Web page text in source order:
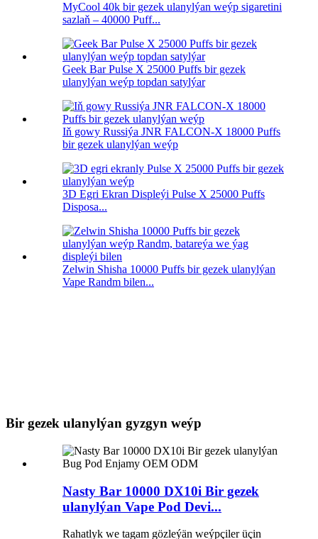
MyCool 40k bir gezek ulanylýan weýp sigaretini
sazlaň – 40000 Puff...
Geek Bar Pulse X 25000 Puffs bir gezek
ulanylýan weýp topdan satylýar
Iň gowy Russiýa JNR FALCON-X 18000 Puffs
bir gezek ulanylýan weýp
3D Egri Ekran Displeýi Pulse X 25000 Puffs
Disposa...
Zelwin Shisha 10000 Puffs bir gezek ulanylýan
Vape Randm bilen...
Bir gezek ulanylýan gyzgyn weýp
Nasty Bar 10000 DX10i Bir gezek
ulanylýan Vape Pod Devi...
Rahatlyk we tagam gözleýän weýpçiler üçin